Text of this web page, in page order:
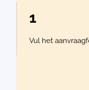
1
Vul het